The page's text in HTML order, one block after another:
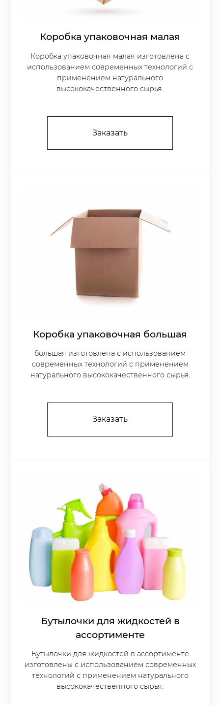
Коробка упаковочная малая
Коробка упаковочная малая изготовлена с
использованием современных технологий с
применением натурального
высококачественного сырья.
Заказать
Коробка упаковочная большая
большая изготовлена с использованием
современных технологий с применением
натурального высококачественного сырья.
Заказать
Бутылочки для жидкостей в
ассортименте
Бутылочки для жидкостей в ассортименте
изготовлены с использованием современных
технологий с применением натурального
высококачественного сырья.